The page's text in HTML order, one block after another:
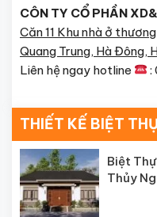
CÔN TY CỔ PHẦN
Căn 11 Khu nhà ở
Quang Trung, Hà Đông,
Liên hệ ngay hotline
:
THIẾT KẾ BIỆT
Biệt
Thủy